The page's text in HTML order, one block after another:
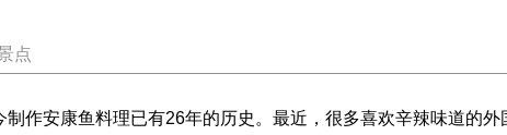
点
安康鱼料理已有26年的历史。最近，很多喜欢辛辣味道的外